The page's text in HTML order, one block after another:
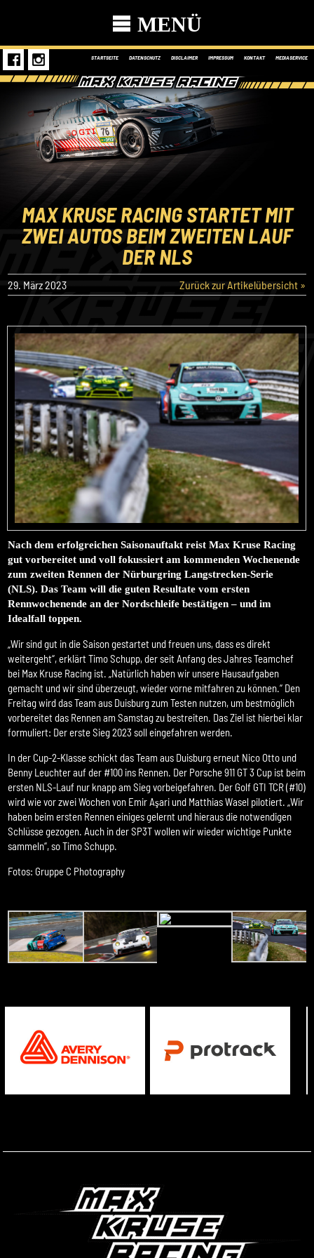
MENÜ
STARTSEITE DATENSCHUTZ DISCLAIMER IMPRESSUM KONTAKT MEDIASERVICE
MAX KRUSE RACING STARTET MIT
ZWEI AUTOS BEIM ZWEITEN LAUF
DER NLS
29. März 2023 Zurück zur Artikelübersicht »
Nach dem erfolgreichen Saisonauftakt reist Max Kruse Racing
gut vorbereitet und voll fokussiert am kommenden Wochenende
zum zweiten Rennen der Nürburgring Langstrecken-Serie
(NLS). Das Team will die guten Resultate vom ersten
Rennwochenende an der Nordschleife bestätigen – und im
Idealfall toppen.
„Wir sind gut in die Saison gestartet und freuen uns, dass es direkt
weitergeht“, erklärt Timo Schupp, der seit Anfang des Jahres Teamchef
bei Max Kruse Racing ist. „Natürlich haben wir unsere Hausaufgaben
gemacht und wir sind überzeugt, wieder vorne mitfahren zu können.“ Den
Freitag wird das Team aus Duisburg zum Testen nutzen, um bestmöglich
vorbereitet das Rennen am Samstag zu bestreiten. Das Ziel ist hierbei klar
formuliert: Der erste Sieg 2023 soll eingefahren werden.
In der Cup-2-Klasse schickt das Team aus Duisburg erneut Nico Otto und
Benny Leuchter auf der #100 ins Rennen. Der Porsche 911 GT 3 Cup ist beim
ersten NLS-Lauf nur knapp am Sieg vorbeigefahren. Der Golf GTI TCR (#10)
wird wie vor zwei Wochen von Emir Aşari und Matthias Wasel pilotiert. „Wir
haben beim ersten Rennen einiges gelernt und hieraus die notwendigen
Schlüsse gezogen. Auch in der SP3T wollen wir wieder wichtige Punkte
sammeln“, so Timo Schupp.
Fotos: Gruppe C Photography